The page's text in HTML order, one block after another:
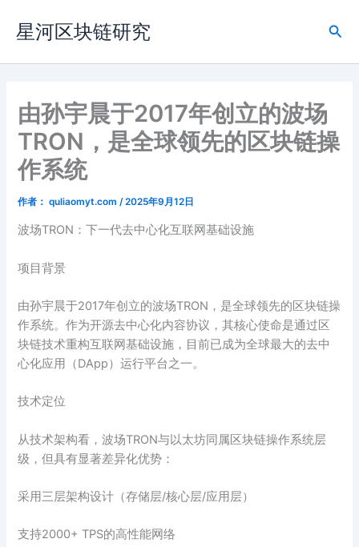
容
星河区块链研究
搜
由孙宇晨于2017年创立的波场
TRON，是全球领先的区块链操
作系统
作者： quliaomyt.com /2025年9月12日
波场TRON：下一代去中心化互联网基础设施‌
项目背景‌
由孙宇晨于2017年创立的波场TRON，是全球领先的区块链操
作系统。作为开源去中心化内容协议，其核心使命是通过区
块链技术重构互联网基础设施，目前已成为全球最大的去中
心化应用（DApp）运行平台之一。
技术定位‌
从技术架构看，波场TRON与以太坊同属区块链操作系统层
级，但具有显著差异化优势：
采用三层架构设计（存储层/核心层/应用层）
支持2000+ TPS的高性能网络